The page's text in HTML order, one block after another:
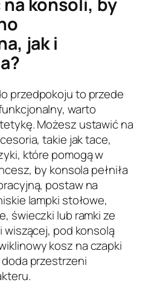
jak i
przedpokoju to przede
warto
Możesz ustawić na
takie jak tace,
które pomogą w
by konsola pełniła
postaw na
lampki stołowe,
świeczki lub ramki ze
wiszącej, pod konsolą
kosz na czapki
przestrzeni